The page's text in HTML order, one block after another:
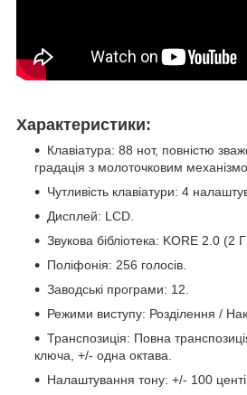
Характеристики:
Клавіатура: 88 нот, повністю
градація з молоточковим
Чутливість клавіатури: 4
Дисплей: LCD.
Звукова бібліотека: KORE 2.0 (2
Поліфонія: 256 голосів.
Заводські програми: 12.
Режими виступу: Розділення /
Транспозиція: Повна
ключа, +/- одна октава.
Налаштування тону: +/- 100